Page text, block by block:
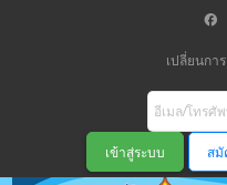
เปลี่ยนกา
สมั